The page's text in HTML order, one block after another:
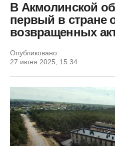
В Акмолинской
первый в стране
возвращенных
Опубликовано:
27 июня 2025, 15:34